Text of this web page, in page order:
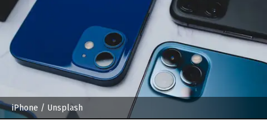
iPhone / Unsplash